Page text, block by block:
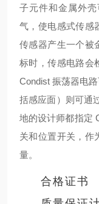
子元件和金属外
气，使电感式传感
传感器产生一个被
标时，传感电路会
Condist 振荡器电
括感应面）则可通
地的设计师都指定
关和位置开关，作
量。
合格证书